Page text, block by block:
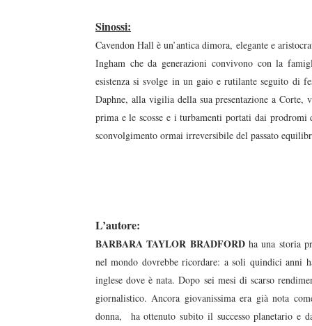
Sinossi:
Cavendon Hall è un’antica dimora, elegante e
Ingham che da generazioni convivono con la
esistenza si svolge in un gaio e rutilante seguito di
Daphne, alla vigilia della sua presentazione a Corte,
prima e le scosse e i turbamenti portati dai
sconvolgimento ormai irreversibile del passato
L’autore:
BARBARA TAYLOR BRADFORDha una storia
nel mondo dovrebbe ricordare: a soli quindici anni
inglese dove è nata. Dopo sei mesi di scarso
giornalistico. Ancora giovanissima era già nota
donna, ha ottenuto subito il successo planetario e